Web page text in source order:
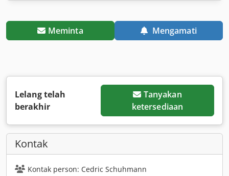
Meminta Mengamati
Lelang telah
berakhir
Tanyakan
ketersediaan
Kontak
Kontak person: Cedric Schuhmann